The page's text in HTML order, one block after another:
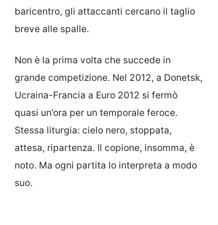
baricentro, gli attaccanti cercano il taglio
breve alle spalle.
Non è la prima volta che succede in
grande competizione. Nel 2012, a Donetsk,
Ucraina-Francia a Euro 2012 si fermò
quasi un’ora per un temporale feroce.
Stessa liturgia: cielo nero, stoppata,
attesa, ripartenza. Il copione, insomma, è
noto. Ma ogni partita lo interpreta a modo
suo.